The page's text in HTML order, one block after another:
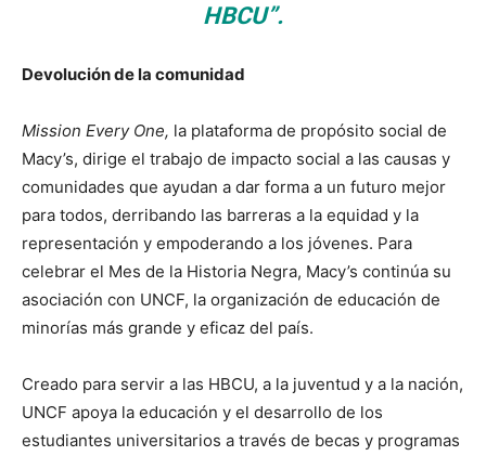
HBCU”.
Devolución de la comunidad
Mission Every One, la plataforma de propósito social de
Macy’s, dirige el trabajo de impacto social a las causas y
comunidades que ayudan a dar forma a un futuro mejor
para todos, derribando las barreras a la equidad y la
representación y empoderando a los jóvenes. Para
celebrar el Mes de la Historia Negra, Macy’s continúa su
asociación con UNCF, la organización de educación de
minorías más grande y eficaz del país.
Creado para servir a las HBCU, a la juventud y a la nación,
UNCF apoya la educación y el desarrollo de los
estudiantes universitarios a través de becas y programas